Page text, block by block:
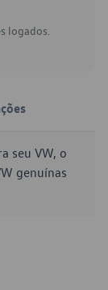
logados.
seu VW, o
genuínas